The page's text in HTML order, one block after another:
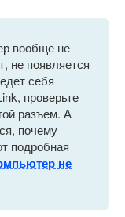
вообще не
не появляется
себя
проверьте
разъем. А
почему
подробная
не